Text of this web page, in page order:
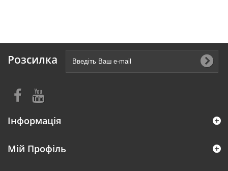
Розсилка
Інформація
Мій Профіль